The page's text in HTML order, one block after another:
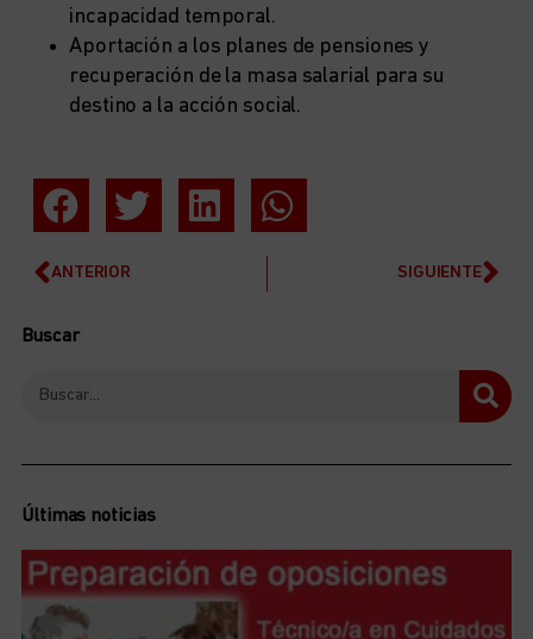
incapacidad temporal.
Aportación a los planes de pensiones y
recuperación de la masa salarial para su
destino a la acción social.
ANTERIOR SIGUIENTE
Buscar
Últimas noticias